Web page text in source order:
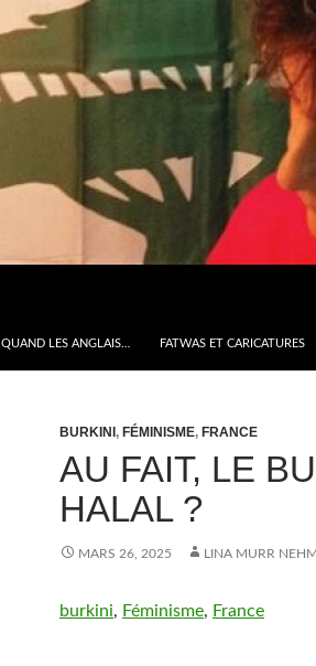
QUAND LES ANGLAIS… FATWAS ET CARICATURES
BURKINI , FÉMINISME, FRANCE
AU FAIT, LE
HALAL ?
MARS 26, 2025 LINA MURR
burkini, Féminisme, France